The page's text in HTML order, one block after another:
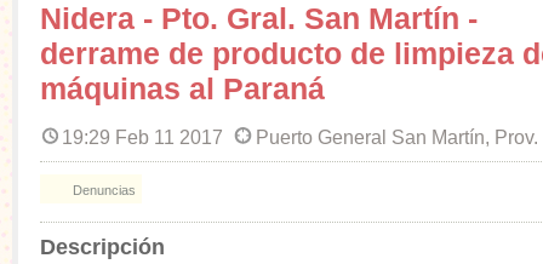
Nidera - Pto. Gral. San Martín -
derrame de producto de limpieza
máquinas al Paraná
19:29 Feb 11 2017 Puerto General San Martín,
Denuncias
Descripción